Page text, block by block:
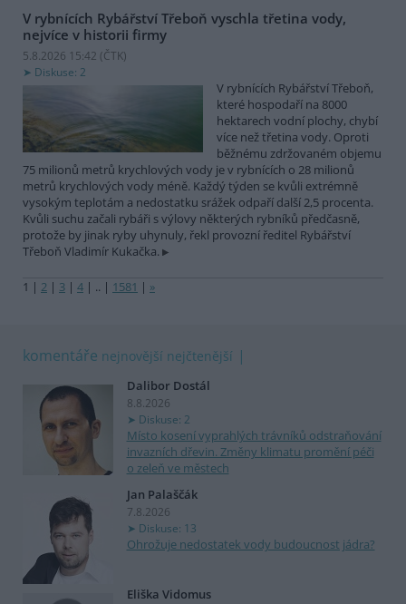
V rybnících Rybářství Třeboň vyschla třetina vody,
nejvíce v historii firmy
5.8.2026 15:42 (ČTK)
Diskuse: 2
V rybnících Rybářství Třeboň,
které hospodaří na 8000
hektarech vodní plochy, chybí
více než třetina vody. Oproti
běžnému zdržovaném objemu
75 milionů metrů krychlových vody je v rybnících o 28 milionů
metrů krychlových vody méně. Každý týden se kvůli extrémně
vysokým teplotám a nedostatku srážek odpaří další 2,5 procenta.
Kvůli suchu začali rybáři s výlovy některých rybníků předčasně,
protože by jinak ryby uhynuly, řekl provozní ředitel Rybářství
Třeboň Vladimír Kukačka.
1 | 2 | 3 | 4 | .. | 1581 | »
komentáře nejnovější nejčtenější
Dalibor Dostál
8.8.2026
Diskuse: 2
Místo kosení vyprahlých trávníků odstraňování
invazních dřevin. Změny klimatu promění péči
o zeleň ve městech
Jan Palaščák
7.8.2026
Diskuse: 13
Ohrožuje nedostatek vody budoucnost jádra?
Eliška Vidomus